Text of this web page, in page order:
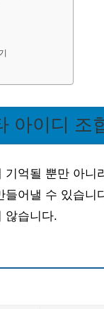
아이디 조
기억될 뿐만 아
어낼 수 있습니
않습니다.